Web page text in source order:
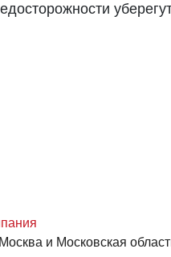
и Московская